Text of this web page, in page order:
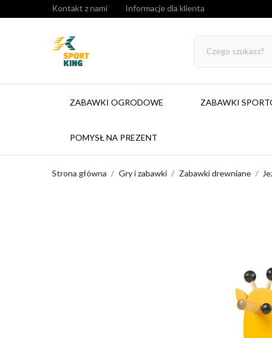
Kontakt z nami Informacje dla klienta
ZABAWKI OGRODOWE ZABAWKI
POMYSŁ NA PREZENT
Strona główna Gry i zabawki Zabawki drewniane